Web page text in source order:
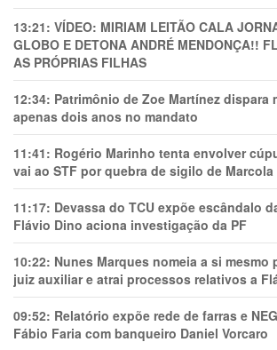
13:21: VÍDEO: MIRIAM LEITÃO CALA
GLOBO E DETONA ANDRÉ MENDONÇA!!
AS PRÓPRIAS FILHAS
12:34: Patrimônio de Zoe Martínez dispara
apenas dois anos no mandato
11:41: Rogério Marinho tenta envolver
vai ao STF por quebra de sigilo de Marcola
11:17: Devassa do TCU expõe escândalo
Flávio Dino aciona investigação da PF
10:22: Nunes Marques nomeia a si mesmo
juiz auxiliar e atrai processos relativos a
09:52: Relatório expõe rede de farras e
Fábio Faria com banqueiro Daniel Vorcaro